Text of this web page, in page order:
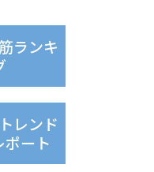
ランキ
レンド
ポート